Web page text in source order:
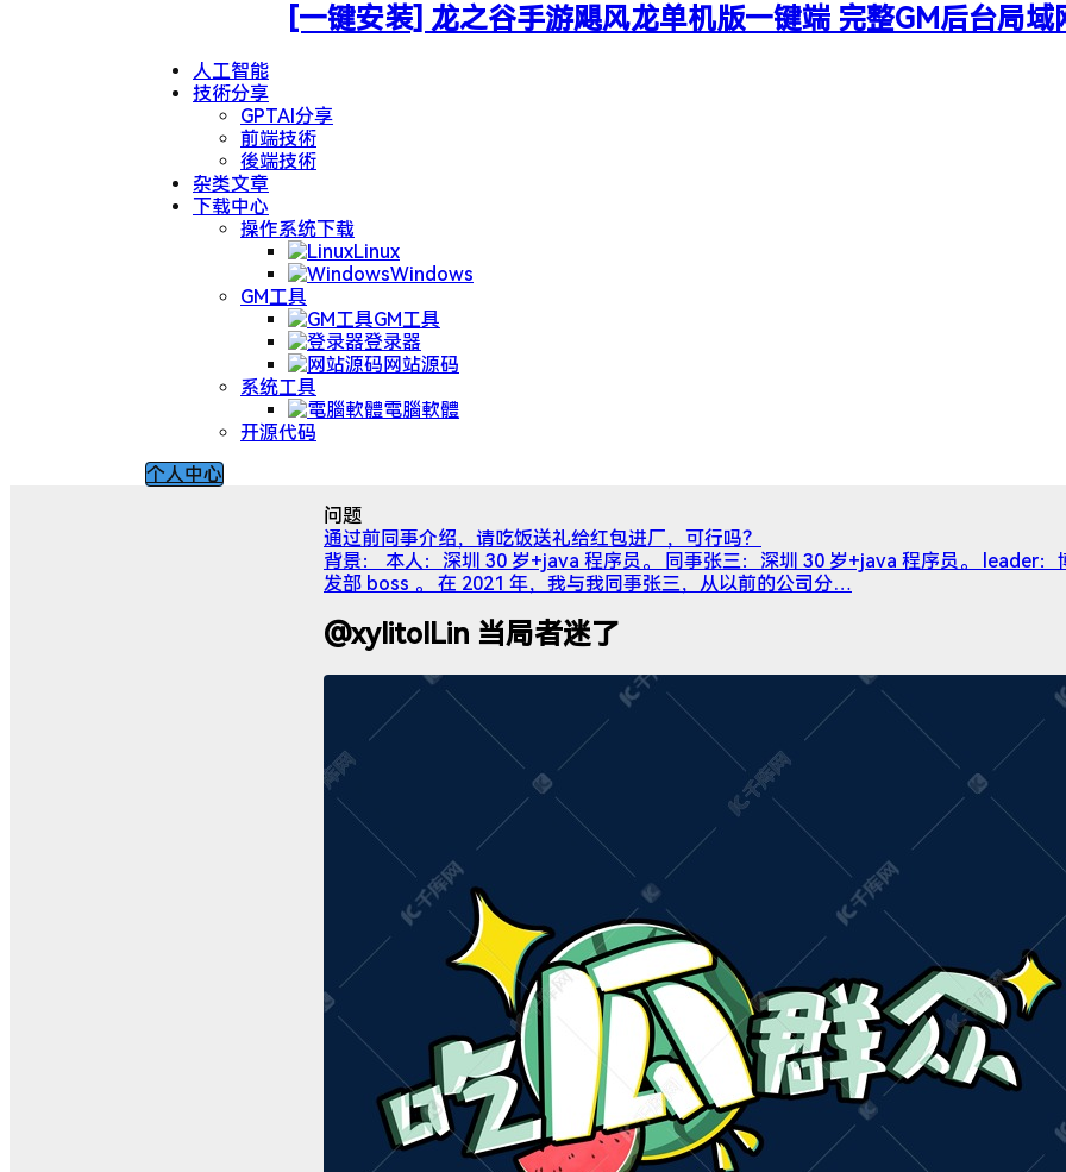
[一键安装] 龙之谷手游飓风龙单机版一键端 完整GM后台局域
人工智能
技術分享
GPTAI分享
前端技術
後端技術
杂类文章
下载中心
操作系统下载
Linux
Windows
GM工具
GM工具
登录器
网站源码
系统工具
電腦軟體
开源代码
个人中心
问题
通过前同事介绍，请吃饭送礼给红包进厂，可行吗？
背景： 本人：深圳 30 岁+java 程序员。 同事张三：深圳 30 岁+java 程序员。 leader：
发部 boss 。 在 2021 年，我与我同事张三，从以前的公司分…
@xylitolLin 当局者迷了